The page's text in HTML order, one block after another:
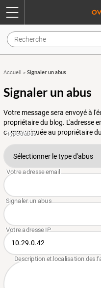
Accueil » Signaler un abus
Signaler un abus
Votre message sera envoyé à
propriétaire du blog. L'adresse
communiquée au propriétaire